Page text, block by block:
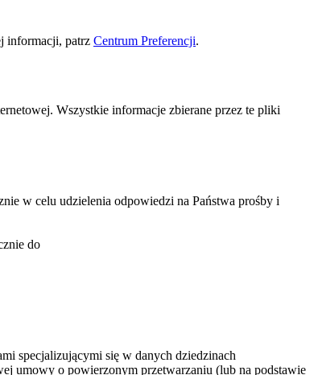
informacji, patrz Centrum Preferencji.
Wszystkie informacje zbierane przez te pliki
w celu udzielenia odpowiedzi na Państwa prośby i
do
specjalizującymi się w danych dziedzinach
umowy o powierzonym przetwarzaniu (lub na podstawie